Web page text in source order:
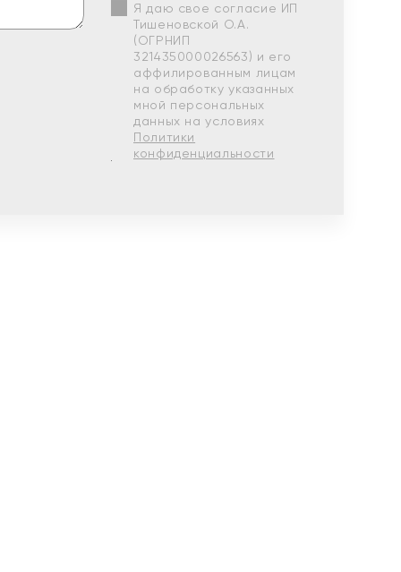
Я даю свое согласие ИП
Тишеновской О.А.
(ОГРНИП
321435000026563) и его
аффилированным лицам
на обработку указанных
мной персональных
данных на условиях
Политики
конфиденциальности